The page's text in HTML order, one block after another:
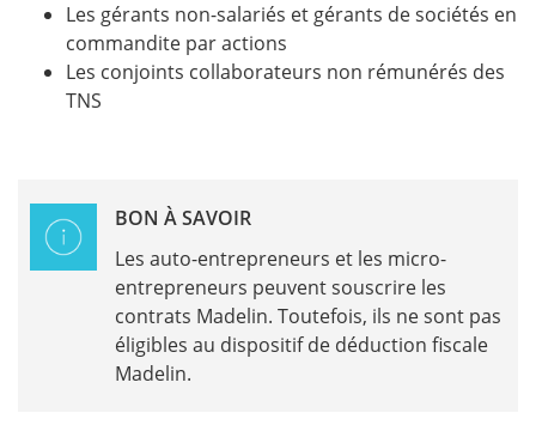
Les gérants non-salariés et gérants de sociétés en
commandite par actions
Les conjoints collaborateurs non rémunérés des
TNS
BON À SAVOIR
Les auto-entrepreneurs et les micro-
entrepreneurs peuvent souscrire les
contrats Madelin. Toutefois, ils ne sont pas
éligibles au dispositif de déduction fiscale
Madelin.